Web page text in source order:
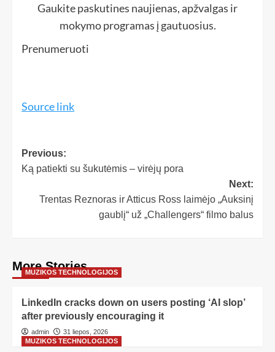
Gaukite paskutines naujienas, apžvalgas ir
mokymo programas į gautuosius.
Prenumeruoti
Source link
Previous:
Ką patiekti su šukutėmis – virėjų pora
Next:
Trentas Reznoras ir Atticus Ross laimėjo „Auksinį
gaublį“ už „Challengers“ filmo balus
More Stories
MUZIKOS TECHNOLOGIJOS
LinkedIn cracks down on users posting ‘AI slop’
after previously encouraging it
admin
31 liepos, 2026
MUZIKOS TECHNOLOGIJOS